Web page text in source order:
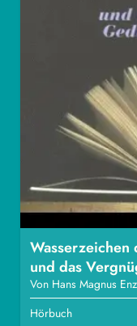
Wasserzeichen
und das
Von Hans Magnus
Hörbuch